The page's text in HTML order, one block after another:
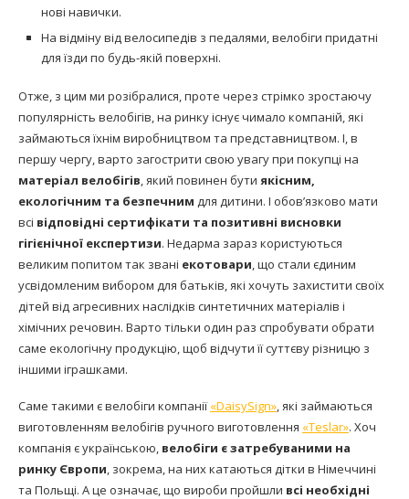
нові навички.
На відміну від велосипедів з педалями, велобіги придатні
для їзди по будь-якій поверхні.
Отже, з цим ми розібралися, проте через стрімко зростаючу
популярність велобігів, на ринку існує чимало компаній, які
займаються їхнім виробництвом та представництвом. І, в
першу чергу, варто загострити свою увагу при покупці на
матеріал велобігів , який повинен бути якісним,
екологічним та безпечним для дитини. І обов’язково мати
всі відповідні сертифікати та позитивні висновки
гігієнічної експертизи. Недарма зараз користуються
великим попитом так звані екотовари , що стали єдиним
усвідомленим вибором для батьків, які хочуть захистити своїх
дітей від агресивних наслідків синтетичних матеріалів і
хімічних речовин. Варто тільки один раз спробувати обрати
саме екологічну продукцію, щоб відчути її суттєву різницю з
іншими іграшками.
Саме такими є велобіги компанії«DaisySign» , які займаються
виготовленням велобігів ручного виготовлення «Teslar». Хоч
компанія є українською, велобіги є затребуваними на
ринку Європи , зокрема, на них катаються дітки в Німеччині
та Польщі. А це означає, що вироби пройшли всі необхідні